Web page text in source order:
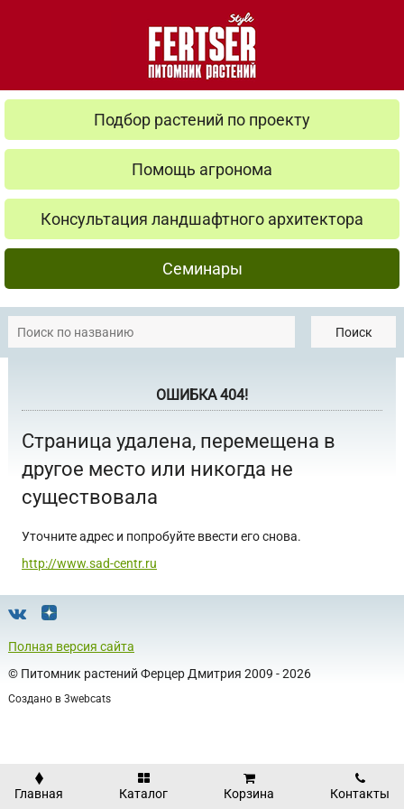
Подбор растений по проекту
Помощь агронома
Консультация ландшафтного архитектора
Семинары
Поиск
ОШИБКА 404!
Страница удалена, перемещена в
другое место или никогда не
существовала
Уточните адрес и попробуйте ввести его снова.
http://www.sad-centr.ru
Полная версия сайта
© Питомник растений Ферцер Дмитрия 2009 - 2026
Создано в 3webcats
Главная Каталог Корзина Контакты